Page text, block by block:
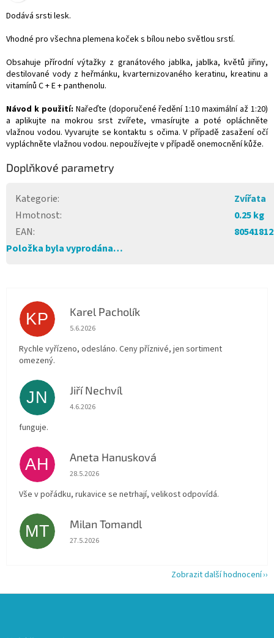
Dodává srsti lesk.
Vhodné pro všechna plemena koček s bílou nebo světlou srstí.
Obsahuje přírodní výtažky z granátového jablka, jablka, květů jiřiny,
destilované vody z heřmánku, kvarternizovaného keratinu, kreatinu a
vitamínů C + E + panthenolu.
Návod k použití: Nařeďte (doporučené ředění 1:10 maximální až 1:20)
a aplikujte na mokrou srst zvířete, vmasírujte a poté opláchněte
vlažnou vodou. Vyvarujte se kontaktu s očima. V případě zasažení očí
vypláchněte vlažnou vodou. nepoužívejte v případě onemocnění kůže.
Doplňkové parametry
Kategorie:
Zvířata
Hmotnost:
0.25 kg
EAN:
Položka byla vyprodána…
KP Karel Pacholík
Hodnocení obchodu je 4 z 5 hvězdiček.
5.6.2026
Rychle vyřízeno, odesláno. Ceny příznivé, jen sortiment
omezený.
JN Jiří Nechvíl
Hodnocení obchodu je 5 z 5 hvězdiček.
4.6.2026
funguje.
AH Aneta Hanusková
Hodnocení obchodu je 5 z 5 hvězdiček.
28.5.2026
Vše v pořádku, rukavice se netrhají, velikost odpovídá.
MT Milan Tomandl
Hodnocení obchodu je 5 z 5 hvězdiček.
27.5.2026
Zobrazit další hodnocení